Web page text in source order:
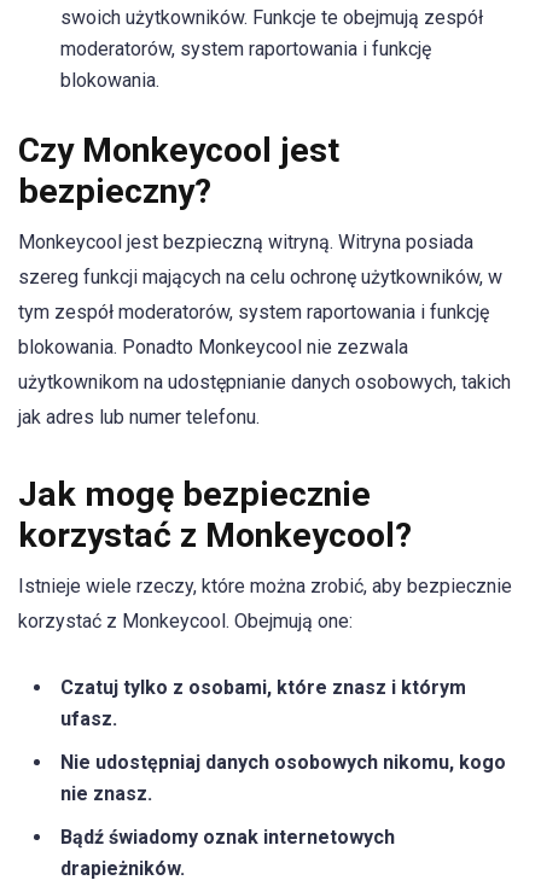
swoich użytkowników. Funkcje te obejmują zespół
moderatorów, system raportowania i funkcję
blokowania.
Czy Monkeycool jest
bezpieczny?
Monkeycool jest bezpieczną witryną. Witryna posiada
szereg funkcji mających na celu ochronę użytkowników, w
tym zespół moderatorów, system raportowania i funkcję
blokowania. Ponadto Monkeycool nie zezwala
użytkownikom na udostępnianie danych osobowych, takich
jak adres lub numer telefonu.
Jak mogę bezpiecznie
korzystać z Monkeycool?
Istnieje wiele rzeczy, które można zrobić, aby bezpiecznie
korzystać z Monkeycool. Obejmują one:
Czatuj tylko z osobami, które znasz i którym
ufasz.
Nie udostępniaj danych osobowych nikomu, kogo
nie znasz.
Bądź świadomy oznak internetowych
drapieżników.